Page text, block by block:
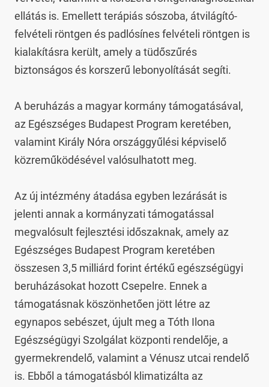
ellátás is. Emellett terápiás sószoba, átvilágító-
felvételi röntgen és padlósínes felvételi röntgen is
kialakításra került, amely a tüdőszűrés
biztonságos és korszerű lebonyolítását segíti.
A beruházás a magyar kormány támogatásával,
az Egészséges Budapest Program keretében,
valamint Király Nóra országgyűlési képviselő
közreműködésével valósulhatott meg.
Az új intézmény átadása egyben lezárását is
jelenti annak a kormányzati támogatással
megvalósult fejlesztési időszaknak, amely az
Egészséges Budapest Program keretében
összesen 3,5 milliárd forint értékű egészségügyi
beruházásokat hozott Csepelre. Ennek a
támogatásnak köszönhetően jött létre az
egynapos sebészet, újult meg a Tóth Ilona
Egészségügyi Szolgálat központi rendelője, a
gyermekrendelő, valamint a Vénusz utcai rendelő
is. Ebből a támogatásból klimatizálta az